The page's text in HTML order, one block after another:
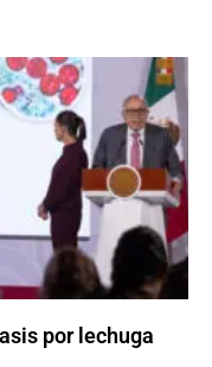
por lechuga